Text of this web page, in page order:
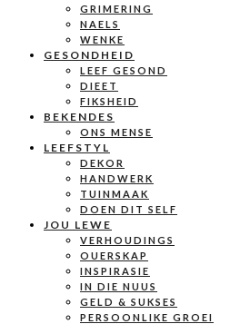
GRIMERING
NAELS
WENKE
GESONDHEID
LEEF GESOND
DIEET
FIKSHEID
BEKENDES
ONS MENSE
LEEFSTYL
DEKOR
HANDWERK
TUINMAAK
DOEN DIT SELF
JOU LEWE
VERHOUDINGS
OUERSKAP
INSPIRASIE
IN DIE NUUS
GELD & SUKSES
PERSOONLIKE GROEI